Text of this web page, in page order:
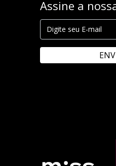
Assine a